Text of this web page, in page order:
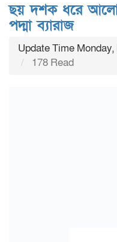
ছয় দশক ধরে
পদ্মা ব্যারাজ
Update Time
178 Read